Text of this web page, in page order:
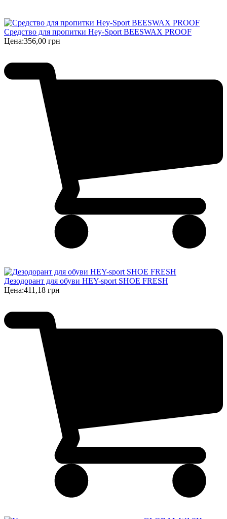
Средство для пропитки Hey-Sport BEESWAX PROOF
Цена:356,00 грн
Дезодорант для обуви HEY-sport SHOE FRESH
Цена:411,18 грн